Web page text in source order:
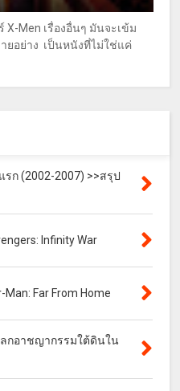
Men เรื่องอื่นๆ มันจะเข้ม
ยอย่าง เป็นหนังที่ไม่ใช่แค่
ก (2002-2007) >>สรุป
Infinity War
Far From Home
กอาชญากรรมใต้ดินใน